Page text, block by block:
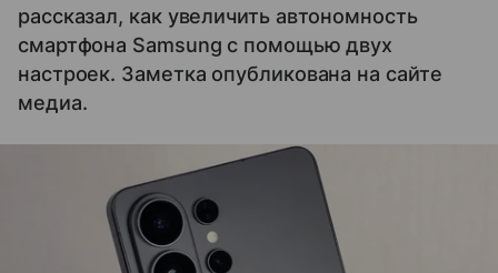
рассказал, как увеличить автономность
смартфона Samsung с помощью двух
настроек. Заметка опубликована на сайте
медиа.